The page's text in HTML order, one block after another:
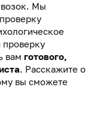
Мы
вам готового,
. Расскажите о
вы сможете